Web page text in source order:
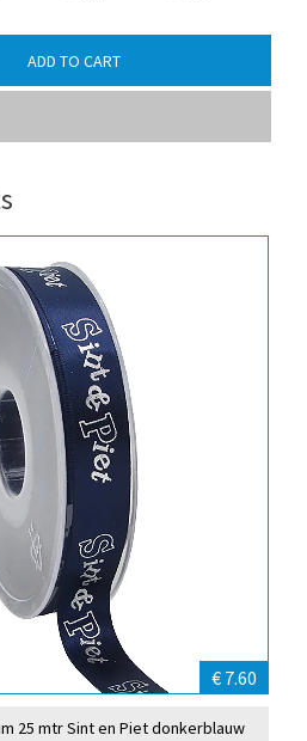
€ 7.60
25 mtr Sint en Piet donkerblauw